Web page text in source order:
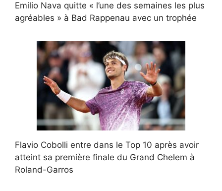
Emilio Nava quitte « l’une des semaines les plus
agréables » à Bad Rappenau avec un trophée
Flavio Cobolli entre dans le Top 10 après avoir
atteint sa première finale du Grand Chelem à
Roland-Garros